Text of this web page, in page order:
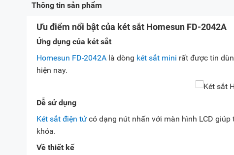
Thông tin sản phẩm
Ưu điểm nổi bật của két sắt Homesun FD-2042A
Ứng dụng của két sắt
Homesun FD-2042A là dòng két sắt mini rất được tin
hiện nay.
Dễ sử dụng
Két sắt điện tử có dạng nút nhấn với màn hình LCD
khóa.
Về thiết kế